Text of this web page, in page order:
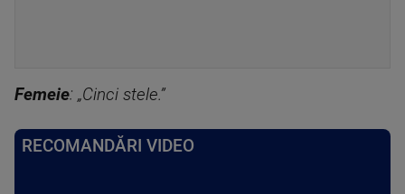
Femeie: „Cinci stele.”
RECOMANDĂRI VIDEO